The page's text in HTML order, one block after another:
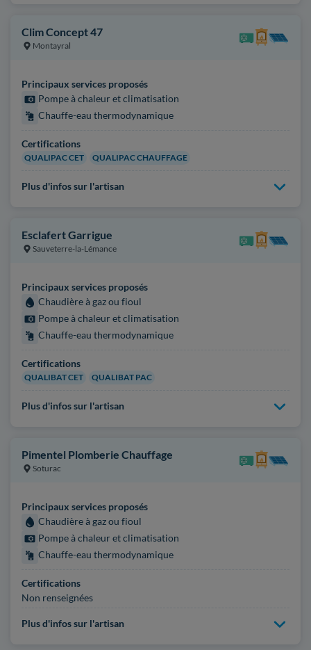
Clim Concept 47
Montayral
Principaux services proposés
Pompe à chaleur et climatisation
Chauffe-eau thermodynamique
Certifications
QUALIPAC CET QUALIPAC CHAUFFAGE
Plus d'infos sur l'artisan
Esclafert Garrigue
Sauveterre-la-Lémance
Principaux services proposés
Chaudière à gaz ou fioul
Pompe à chaleur et climatisation
Chauffe-eau thermodynamique
Certifications
QUALIBAT CET QUALIBAT PAC
Plus d'infos sur l'artisan
Pimentel Plomberie Chauffage
Soturac
Principaux services proposés
Chaudière à gaz ou fioul
Pompe à chaleur et climatisation
Chauffe-eau thermodynamique
Certifications
Non renseignées
Plus d'infos sur l'artisan